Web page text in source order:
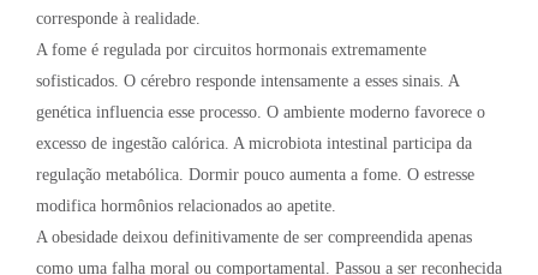
corresponde à realidade.
A fome é regulada por circuitos hormonais extremamente
sofisticados. O cérebro responde intensamente a esses sinais. A
genética influencia esse processo. O ambiente moderno favorece o
excesso de ingestão calórica. A microbiota intestinal participa da
regulação metabólica. Dormir pouco aumenta a fome. O estresse
modifica hormônios relacionados ao apetite.
A obesidade deixou definitivamente de ser compreendida apenas
como uma falha moral ou comportamental. Passou a ser reconhecida